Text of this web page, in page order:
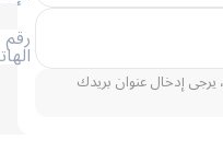
الهاتف
عنوان بريدك